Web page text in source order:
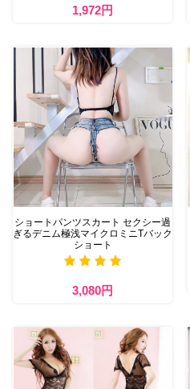
1,972円
ショートパンツスカート セクシー過
ぎるデニム極浅マイクロミニTバック
ショート
3,080円